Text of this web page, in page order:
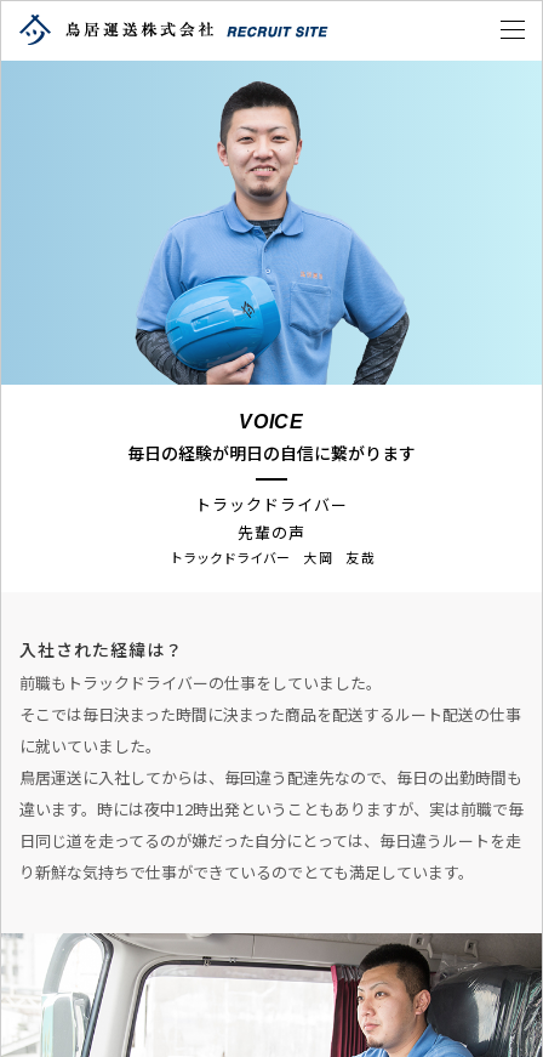
VOICE
毎日の経験が明日の自信に繋がります
トラックドライバー
先輩の声
トラックドライバー 大 岡 友 哉
入社された経緯は？
前職もトラックドライバーの仕事をしていました。
そこでは毎日決まった時間に決まった商品を配送するルート配送の仕事
に就いていました。
鳥居運送に入社してからは、毎回違う配達先なので、毎日の出勤時間も
違います。時には夜中12時出発ということもありますが、実は前職で毎
日同じ道を走ってるのが嫌だった自分にとっては、毎日違うルートを走
り新鮮な気持ちで仕事ができているのでとても満足しています。